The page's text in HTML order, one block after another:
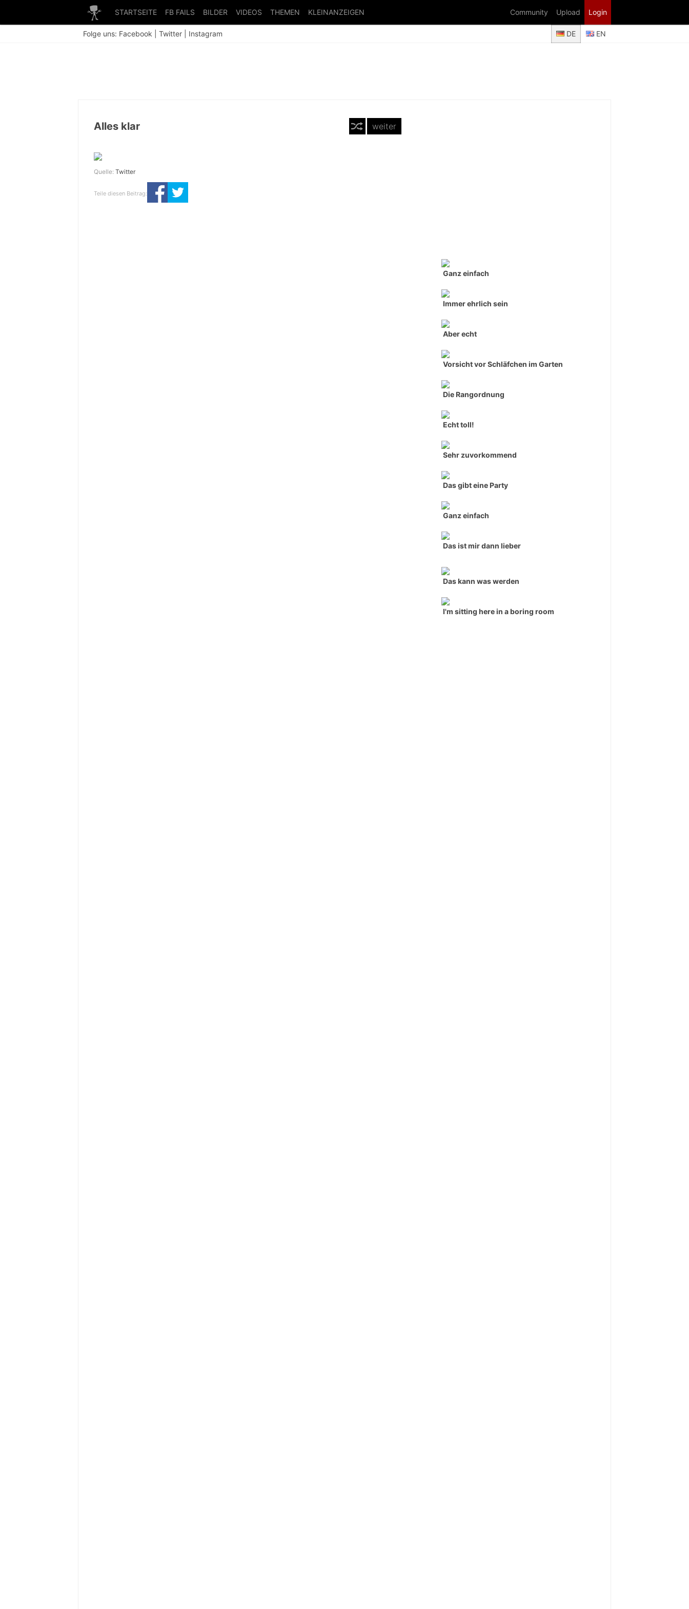
STARTSEITE FB FAILS BILDER VIDEOS THEMEN KLEINANZEIGEN Login
Upload
Community
Folge uns: Facebook Twitter Instagram DE EN
weiter
Alles klar
Quelle: Twitter
Teile diesen Beitrag:
Ganz einfach
Immer ehrlich sein
Aber echt
Vorsicht vor Schläfchen im Garten
Die Rangordnung
Echt toll!
Sehr zuvorkommend
Das gibt eine Party
Ganz einfach
Das ist mir dann lieber
Das kann was werden
I'm sitting here in a boring room